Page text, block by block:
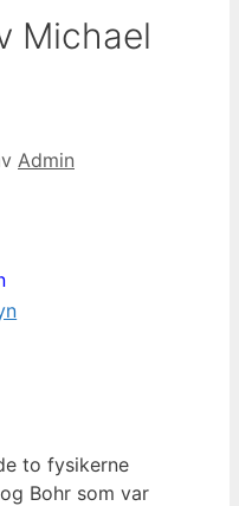
Michael
Admin
to fysikerne
Bohr som var